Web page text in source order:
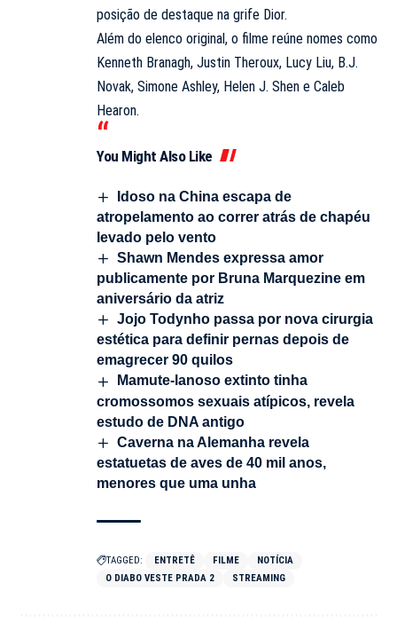
posição de destaque na grife Dior.
Além do elenco original, o filme reúne nomes como
Kenneth Branagh, Justin Theroux, Lucy Liu, B.J.
Novak, Simone Ashley, Helen J. Shen e Caleb
Hearon.
You Might Also Like
Idoso na China escapa de
atropelamento ao correr atrás de chapéu
levado pelo vento
Shawn Mendes expressa amor
publicamente por Bruna Marquezine em
aniversário da atriz
Jojo Todynho passa por nova cirurgia
estética para definir pernas depois de
emagrecer 90 quilos
Mamute-lanoso extinto tinha
cromossomos sexuais atípicos, revela
estudo de DNA antigo
Caverna na Alemanha revela
estatuetas de aves de 40 mil anos,
menores que uma unha
TAGGED: ENTRETÊ FILME
NOTÍCIA
O DIABO VESTE PRADA 2
STREAMING